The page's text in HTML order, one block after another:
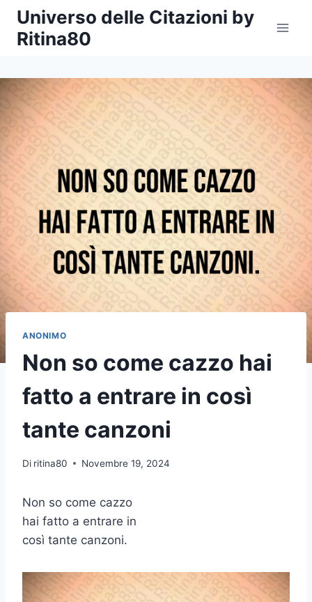
Salta
contenuto
Universo delle Citazioni by
Ritina80
ANONIMO
Non so come cazzo hai
fatto a entrare in così
tante canzoni
Di ritina80 Novembre 19, 2024
Non so come cazzo
hai fatto a entrare in
così tante canzoni.